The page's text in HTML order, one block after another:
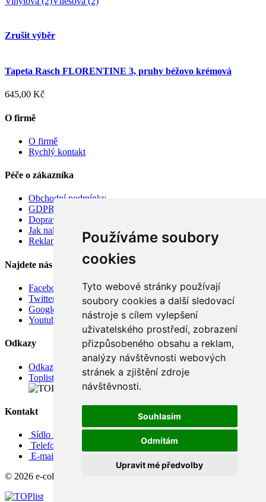
Používáme soubory
cookies
Tyto webové stránky používají
soubory cookies a další sledovací
nástroje s cílem vylepšení
uživatelského prostředí, zobrazení
přizpůsobeného obsahu a reklam,
analýzy návštěvnosti webových
stránek a zjištění zdroje
návštěvnosti.
Souhlasím
Odmítám
Upravit mé předvolby
Zrušit výběr
Tapeta Rasch FLORENTINE 3, pruhy béžovo krémová
645,00 Kč
O firmě
O firmě
Rychlý kontakt
Péče o zákazníka
Obchodní podmínky
GDPR
Doprava
Jak nakupovat
Reklamace
Najdete nás
Facebook
Twitter
Google
Youtube
Odkazy
Odkazy
Toplist
Kontakt
Sídlo firmy: Boženy Němcové 739/1, Svitavy 568 02, CZ
Telefon: +420 608 449 590
E-mail: info@e-color.cz
© 2026 e-color.cz